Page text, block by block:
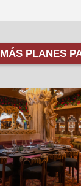
MÁS PLANES